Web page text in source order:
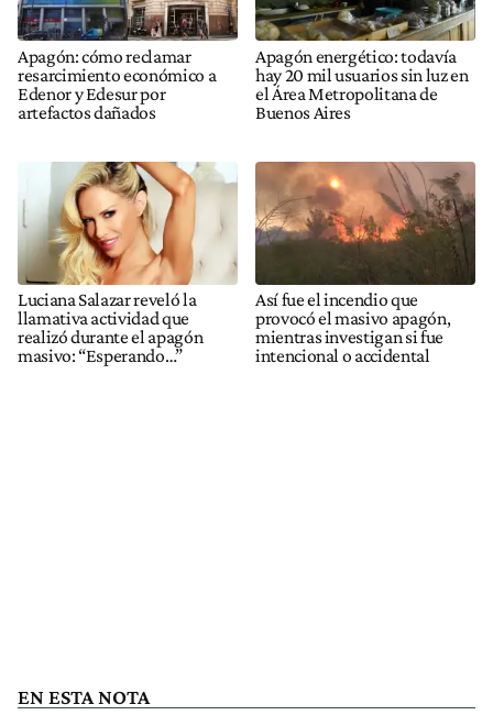
Apagón: cómo reclamar
resarcimiento económico a
Edenor y Edesur por
artefactos dañados
Apagón energético: todavía
hay 20 mil usuarios sin luz en
el Área Metropolitana de
Buenos Aires
Luciana Salazar reveló la
llamativa actividad que
realizó durante el apagón
masivo: “Esperando…”
Así fue el incendio que
provocó el masivo apagón,
mientras investigan si fue
intencional o accidental
EN ESTA NOTA